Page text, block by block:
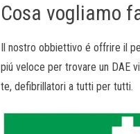
Cosa vogliamo
Il nostro obbiettivo é offrire il
piú veloce per trovare un DAE
te, defibrillatori a tutti per tutti.